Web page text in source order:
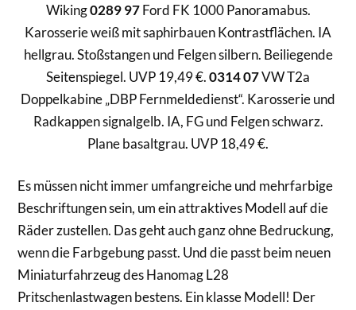
Wiking0289 97Ford FK 1000 Panoramabus.
Karosserie weiß mit saphirbauen Kontrastflächen. IA
hellgrau. Stoßstangen und Felgen silbern. Beiliegende
Seitenspiegel. UVP 19,49 €.0314 07VW T2a
Doppelkabine „DBP Fernmeldedienst“. Karosserie und
Radkappen signalgelb. IA, FG und Felgen schwarz.
Plane basaltgrau. UVP 18,49 €.
Es müssen nicht immer umfangreiche und mehrfarbige
Beschriftungen sein, um ein attraktives Modell auf die
Räder zustellen. Das geht auch ganz ohne Bedruckung,
wenn die Farbgebung passt. Und die passt beim neuen
Miniaturfahrzeug des Hanomag L28
Pritschenlastwagen bestens. Ein klasse Modell! Der